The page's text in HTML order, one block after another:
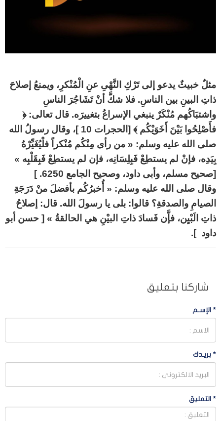
مثلٌ خبيثٌ يدعو إلى تَرْكِ النَّهْىِ عنِ الْمُنْكرِ، ويمنعُ إصلاحَ
ذاتِ البينِ بين الناسِ. فلا شكَّ أنْ تَشَاجُرَ الناسِ
واشتبَاكُهم مُنْكَرٌ ينبغي الإسراعُ بتغييرَه. قال تعالى: ﴿
فأَصْلِحُوا بَيْنَ أَخَوَيْكُم ﴾ [الحجرات 10 ]، وقال رسولُ الله
صلى الله عليه وسلم: « من رأى مِنْكُم مُنْكراً فلْيُغَيِّرْهُ
بِيَدِه، فإنْ لم يستطِعْ فَبِلِسَانِه، فإن لم يستطِعْ فَبِقَلْبِه »
[صحيح مسلم، وأبى داود، وصحيح الجامع 6250. ]
وقال صلى الله عليه وسلم: « أُخبرُكُم بأفضلَ منْ دَرَجَةِ
الصيامِ والصدقةِ؟ قالوا: بلى يا رسولَ الله. قال: إصلاحُ
ذاتِ الَبْيِن، فإَّن فَسادَ ذاتِ البيْنِ هي الحالقةُ » [ حسن أبو
داود ].
شاركنا بتعليق
* الإسـم
* بريـدك
* التعليق